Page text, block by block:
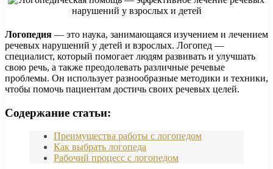
Логопедия — это наука, занимающаяся изучением и лечением
речевых нарушений у детей и взрослых. Логопед —
специалист, который помогает людям развивать и улучшать
свою речь, а также преодолевать различные речевые
проблемы. Он использует разнообразные методики и техники,
чтобы помочь пациентам достичь своих речевых целей.
Содержание статьи:
Преимущества работы с логопедом
Как выбрать логопеда
Рабочий процесс с логопедом